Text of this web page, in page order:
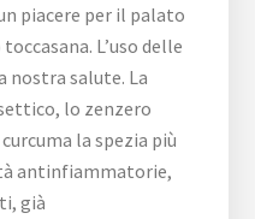
piacere per il palato
L’uso delle
nostra salute. La
lo zenzero
la spezia più
antinfiammatorie,
già